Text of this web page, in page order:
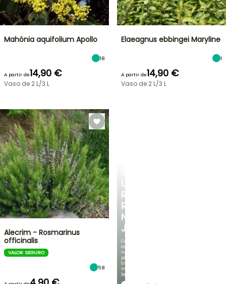
UM
RECANTO
REFRESCANTE
NO
JARDIM
Com
as
nossas
plantas
trepadeiras
mais
bonitas!
Mahónia aquifolium Apollo
18
A partir de14,90 €
Vaso de 2 L/3 L
Elaeagnus ebbingei Maryline
1
A partir de14,90 €
Vaso de 2 L/3 L
Alecrim - Rosmarinus
officinalis
VALOR SEGURO
58